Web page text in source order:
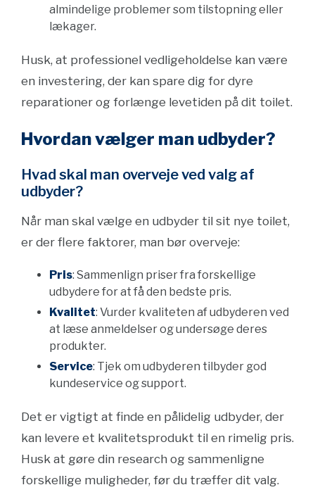
almindelige problemer som tilstopning eller
lækager.
Husk, at professionel vedligeholdelse kan være
en investering, der kan spare dig for dyre
reparationer og forlænge levetiden på dit toilet.
Hvordan vælger man udbyder?
Hvad skal man overveje ved valg af
udbyder?
Når man skal vælge en udbyder til sit nye toilet,
er der flere faktorer, man bør overveje:
Pris: Sammenlign priser fra forskellige
udbydere for at få den bedste pris.
Kvalitet: Vurder kvaliteten af udbyderen ved
at læse anmeldelser og undersøge deres
produkter.
Service: Tjek om udbyderen tilbyder god
kundeservice og support.
Det er vigtigt at finde en pålidelig udbyder, der
kan levere et kvalitetsprodukt til en rimelig pris.
Husk at gøre din research og sammenligne
forskellige muligheder, før du træffer dit valg.